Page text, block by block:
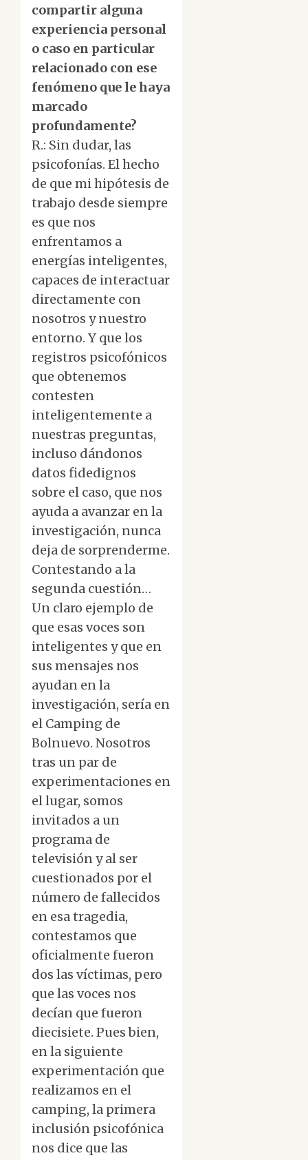
compartir alguna
experiencia personal
o caso en particular
relacionado con ese
fenómeno que le haya
marcado
profundamente?
R.: Sin dudar, las
psicofonías. El hecho
de que mi hipótesis de
trabajo desde siempre
es que nos
enfrentamos a
energías inteligentes,
capaces de interactuar
directamente con
nosotros y nuestro
entorno. Y que los
registros psicofónicos
que obtenemos
contesten
inteligentemente a
nuestras preguntas,
incluso dándonos
datos fidedignos
sobre el caso, que nos
ayuda a avanzar en la
investigación, nunca
deja de sorprenderme.
Contestando a la
segunda cuestión…
Un claro ejemplo de
que esas voces son
inteligentes y que en
sus mensajes nos
ayudan en la
investigación, sería en
el Camping de
Bolnuevo. Nosotros
tras un par de
experimentaciones en
el lugar, somos
invitados a un
programa de
televisión y al ser
cuestionados por el
número de fallecidos
en esa tragedia,
contestamos que
oficialmente fueron
dos las víctimas, pero
que las voces nos
decían que fueron
diecisiete. Pues bien,
en la siguiente
experimentación que
realizamos en el
camping, la primera
inclusión psicofónica
nos dice que las